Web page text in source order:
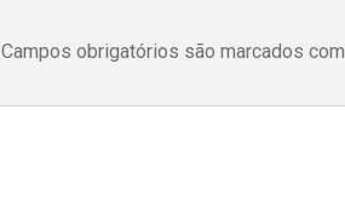
Campos obrigatórios são marcados com